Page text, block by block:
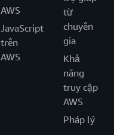
AWS
JavaScript
trên
AWS
từ
chuyên
gia
Khả
năng
truy cập
AWS
Pháp lý